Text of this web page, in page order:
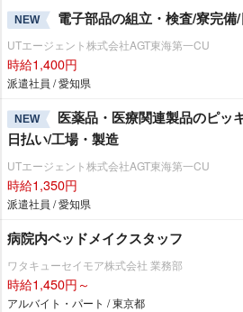
NEW 電子部品の組立・検査/寮完備
UTエージェント株式会社AGT東海第一CU
時給1,400円
派遣社員 / 愛知県
NEW
医薬品・医療関連製品のピッ
日払い/工場・製造
UTエージェント株式会社AGT東海第一CU
時給1,350円
派遣社員 / 愛知県
病院内ベッドメイクスタッフ
ワタキューセイモア株式会社 業務部
時給1,450円～
アルバイト・パート / 東京都